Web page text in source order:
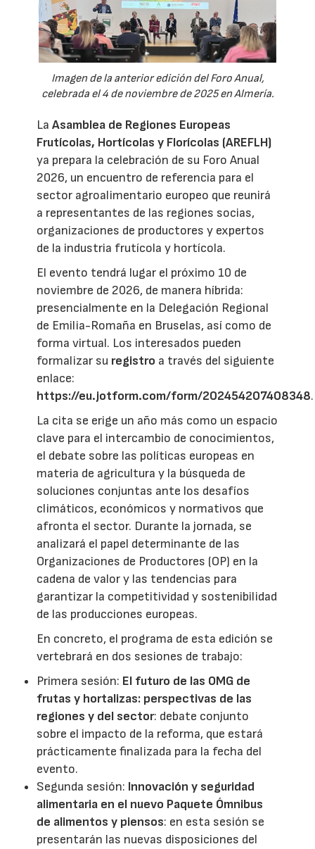
Imagen de la anterior edición del Foro Anual,
celebrada el 4 de noviembre de 2025 en Almería.
LaAsamblea de Regiones Europeas
Frutícolas, Hortícolas y Florícolas (AREFLH)
ya prepara la celebración de su Foro Anual
2026, un encuentro de referencia para el
sector agroalimentario europeo que reunirá
a representantes de las regiones socias,
organizaciones de productores y expertos
de la industria frutícola y hortícola.
El evento tendrá lugar el próximo 10 de
noviembre de 2026, de manera híbrida:
presencialmente en la Delegación Regional
de Emilia-Romaña en Bruselas, así como de
forma virtual. Los interesados pueden
formalizar su registro a través del siguiente
enlace:
https://eu.jotform.com/form/202454207408348.
La cita se erige un año más como un espacio
clave para el intercambio de conocimientos,
el debate sobre las políticas europeas en
materia de agricultura y la búsqueda de
soluciones conjuntas ante los desafíos
climáticos, económicos y normativos que
afronta el sector. Durante la jornada, se
analizará el papel determinante de las
Organizaciones de Productores (OP) en la
cadena de valor y las tendencias para
garantizar la competitividad y sostenibilidad
de las producciones europeas.
En concreto, el programa de esta edición se
vertebrará en dos sesiones de trabajo:
Primera sesión: El futuro de las OMG de
frutas y hortalizas: perspectivas de las
regiones y del sector: debate conjunto
sobre el impacto de la reforma, que estará
prácticamente finalizada para la fecha del
evento.
Segunda sesión: Innovación y seguridad
alimentaria en el nuevo Paquete Ómnibus
de alimentos y piensos: en esta sesión se
presentarán las nuevas disposiciones del